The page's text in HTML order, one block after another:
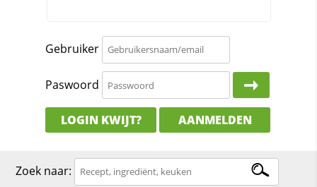
Gebruiker
Paswoord
LOGIN KWIJT? AANMELDEN
Zoek naar: